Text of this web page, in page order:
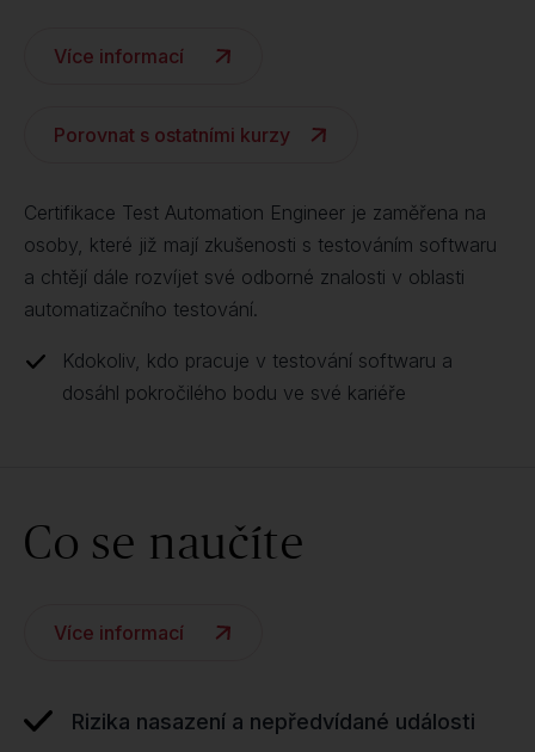
Více informací
Porovnat s ostatními kurzy
Certifikace Test Automation Engineer je zaměřena na
osoby, které již mají zkušenosti s testováním softwaru
a chtějí dále rozvíjet své odborné znalosti v oblasti
automatizačního testování.
Kdokoliv, kdo pracuje v testování softwaru a
dosáhl pokročilého bodu ve své kariéře
Co se naučíte
Více informací
Rizika nasazení a nepředvídané události